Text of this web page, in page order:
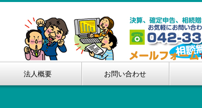
法人概要 お問い合わせ